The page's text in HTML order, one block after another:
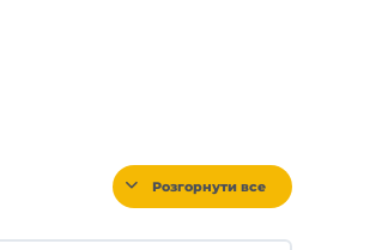
Розгорнути все